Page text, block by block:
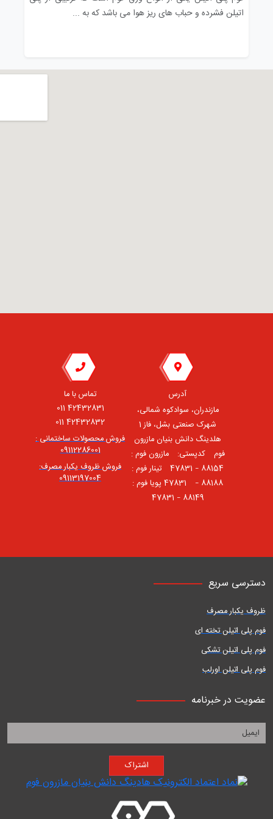
اتیلن فشرده و حباب های ریز هوا می باشد که به ...
آدرس
مازندران، سوادکوه شمالی،
شهرک صنعتی بشل، فاز 1
هلدینگ دانش بنیان مازرون
فوم ⠀کدپستی: ⠀مازرون فوم :
88154 – 47831 ⠀تینار فوم :
88188 – 47831⠀ پویا فوم :
88149 – 47831
تماس با ما
42432831 011
42432832 011
فروش محصولات ساختمانی :
09112286001
فروش ظروف یکبار مصرف:
09113197004
دسترسی سریع
ظروف یکبار مصرف
فوم پلی اتیلن تخته ای
فوم پلی اتیلن تشکی
فوم پلی اتیلن اورلب
عضویت در خبرنامه
اشتراک